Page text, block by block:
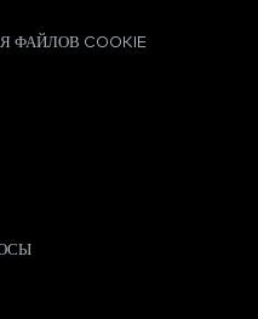
ФАЙЛОВ COOKIE